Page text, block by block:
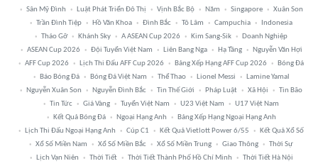
Sân Mỹ Đình Luật Phát Triển Đô Thị Vịnh Bắc Bộ Năm Singapore
Xuân Son
Trần Đình Tiệp
Hồ Văn Khoa Đình Bắc Tô Lâm Campuchia
Indonesia
Tháo Gỡ
Khánh Sky A ASEAN Cup 2026 Kim Sang-Sik
Doanh Nghiệp
ASEAN Cup 2026
Đội Tuyển Việt Nam Liên Bang Nga Hạ Tầng
Nguyễn Văn Hợi
AFF Cup 2026
Lịch Thi Đấu AFF Cup 2026 Bảng Xếp Hạng AFF Cup 2026
Bóng Đá
Báo Bóng Đá
Bóng Đá Việt Nam Thể Thao Lionel Messi
Lamine Yamal
Nguyễn Xuân Son
Nguyễn Đình Bắc Tin Thế Giới Pháp Luật Xã Hội
Tin Bão
Tin Tức
Giá Vàng Tuyển Việt Nam U23 Việt Nam
U17 Việt Nam
Kết Quả Bóng Đá
Ngoại Hạng Anh
Bảng Xếp Hạng Ngoại Hạng Anh
Lịch Thi Đấu Ngoại Hạng Anh
Cúp C1 Kết Quả Vietlott Power 6/55
Kết Quả Xổ Số
Xổ Số Miền Nam
Xổ Số Miền Bắc Xổ Số Miền Trung Giao Thông
Thời Sự
Lịch Vạn Niên
Thời Tiết Thời Tiết Thành Phố Hồ Chí Minh Thời Tiết Hà Nội